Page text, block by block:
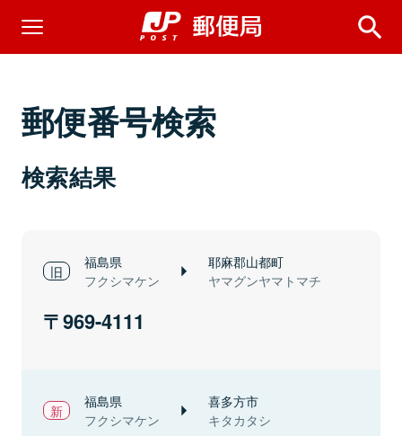
郵便番号検索
検索結果
福島県
フクシマケン
耶麻郡山都町
ヤマグンヤマトマチ
969-4111
福島県
フクシマケン
喜多方市
キタカタシ